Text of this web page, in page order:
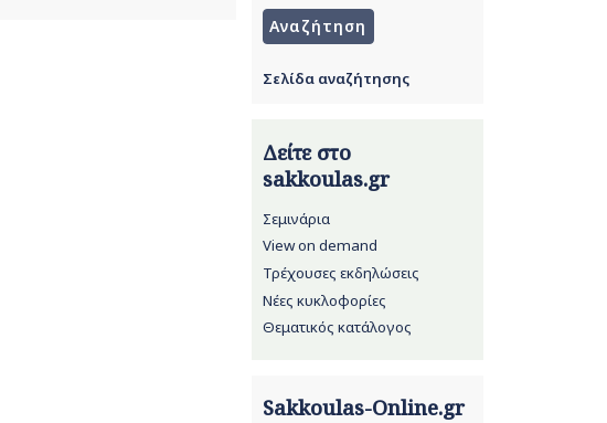
Σελίδα αναζήτησης
Δείτε στο
sakkoulas.gr
Σεμινάρια
View on demand
Τρέχουσες εκδηλώσεις
Νέες κυκλοφορίες
Θεματικός κατάλογος
Sakkoulas-Online.gr